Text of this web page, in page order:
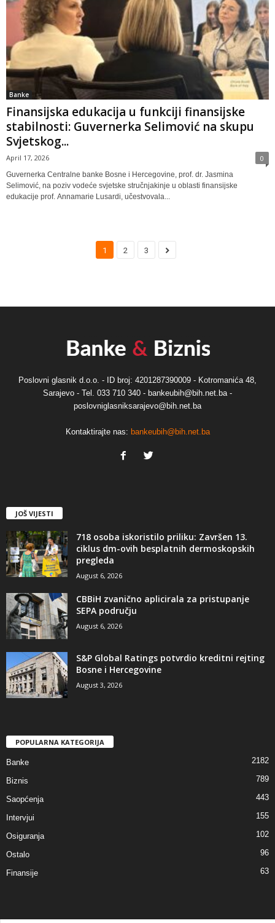
Banke
Finansijska edukacija u funkciji finansijske
stabilnosti: Guvernerka Selimović na skupu
Svjetskog...
April 17, 2026 0
Guvernerka Centralne banke Bosne i Hercegovine, prof. dr. Jasmina
Selimović, na poziv vodeće svjetske stručnjakinje u oblasti finansijske
edukacije prof. Annamarie Lusardi, učestvovala...
1 2 3
Poslovni glasnik d.o.o. - ID broj: 4201287390009 - Kotromanića 48,
Sarajevo - Tel. 033 710 340 - bankeubih@bih.net.ba -
poslovniglasniksarajevo@bih.net.ba
Kontaktirajte nas: bankeubih@bih.net.ba
JOŠ VIJESTI
718 osoba iskoristilo priliku: Završen 13.
ciklus dm-ovih besplatnih dermoskopskih
pregleda
August 6, 2026
CBBiH zvanično aplicirala za pristupanje
SEPA području
August 6, 2026
S&P Global Ratings potvrdio kreditni rejting
Bosne i Hercegovine
August 3, 2026
POPULARNA KATEGORIJA
Banke 2182
Biznis 789
Saopćenja 443
Intervjui 155
Osiguranja 102
Ostalo 96
Finansije 63